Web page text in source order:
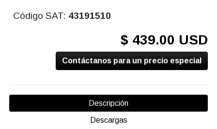
Código SAT: 43191510
$ 439.00 USD
Contáctanos para un precio especial
Descripción
Descargas